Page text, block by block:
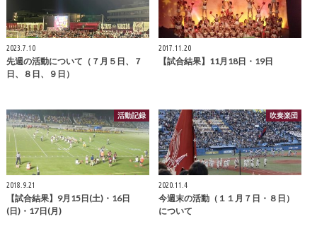
2023.7.10
先週の活動について（７月５日、７
日、８日、９日）
2017.11.20
【試合結果】11月18日・19日
活動記録
2018.9.21
【試合結果】9月15日(土)・16日
(日)・17日(月)
吹奏楽団
2020.11.4
今週末の活動（１１月７日・８日）
について